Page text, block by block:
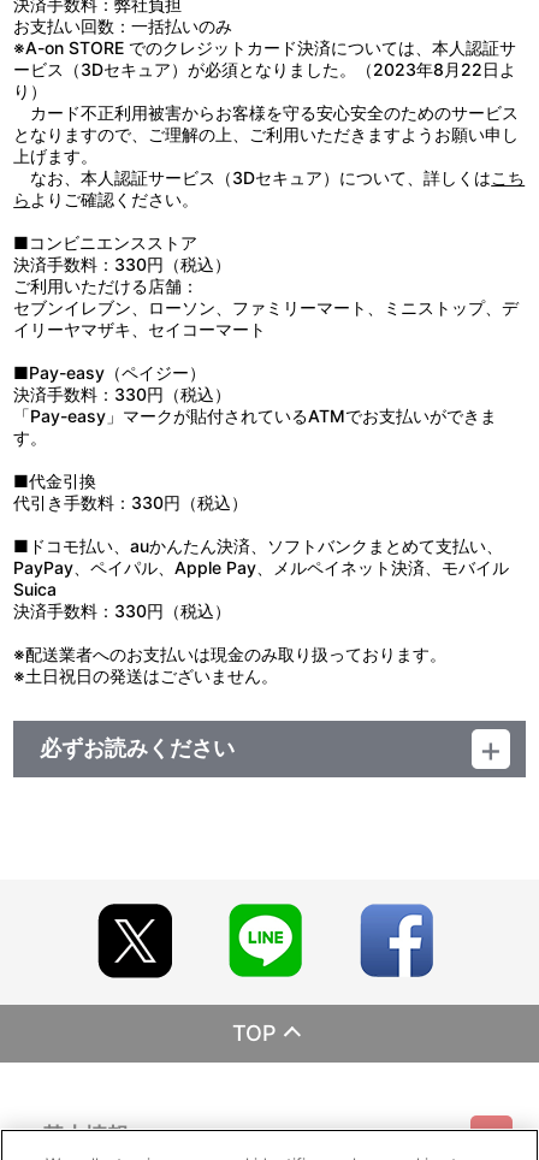
た。
そしてユーマは、クオンという少年と出会う……。
次／音響監督：若林和弘／音響効果：倉橋静男／アニメーション制
作：ボンズ／製作：バンダイビジュアル・ボンズ・博報堂DYメディ
アパートナーズ・ショウゲート・ランティス・ムービック・ソニー
PCL／配給：ショウゲート
決済手数料：弊社負担
お支払い回数：一括払いのみ
※A-on STORE でのクレジットカード決済については、本人認証サ
ービス（3Dセキュア）が必須となりました。（2023年8月22日よ
り）
カード不正利用被害からお客様を守る安心安全のためのサービス
となりますので、ご理解の上、ご利用いただきますようお願い申し
上げます。
なお、本人認証サービス（3Dセキュア）について、詳しくはこち
ら よりご確認ください。
■コンビニエンスストア
決済手数料：330円（税込）
ご利用いただける店舗：
セブンイレブン、ローソン、ファミリーマート、ミニストップ、デ
イリーヤマザキ、セイコーマート
■Pay-easy（ペイジー）
決済手数料：330円（税込）
「Pay-easy」マークが貼付されているATMでお支払いができま
す。
■代金引換
代引き手数料：330円（税込）
■ドコモ払い、auかんたん決済、ソフトバンクまとめて支払い、
PayPay、ペイパル、Apple Pay、メルペイネット決済、モバイル
Suica
決済手数料：330円（税込）
※配送業者へのお支払いは現金のみ取り扱っております。
※土日祝日の発送はございません。
必ずお読みください
TOP
基本情報